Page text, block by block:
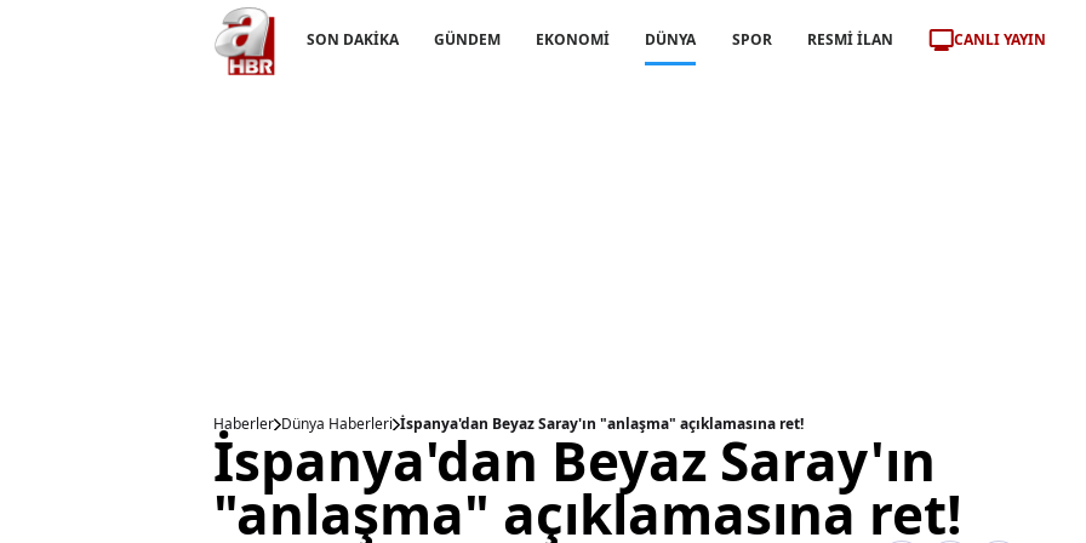
SON DAKİKA GÜNDEM EKONOMİ DÜNYA SPOR RESMİ İLAN CANLI YAYIN
Haberler Dünya Haberleri İspanya'dan Beyaz Saray'ın "anlaşma" açıklamasına ret!
İspanya'dan Beyaz Saray'ın
"anlaşma" açıklamasına ret!